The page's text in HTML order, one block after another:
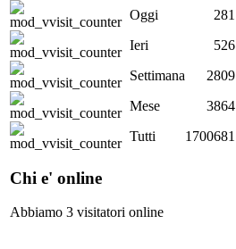
Oggi
281
Ieri
526
Settimana
2809
Mese
3864
Tutti
1700681
Chi e' online
Abbiamo 3 visitatori online